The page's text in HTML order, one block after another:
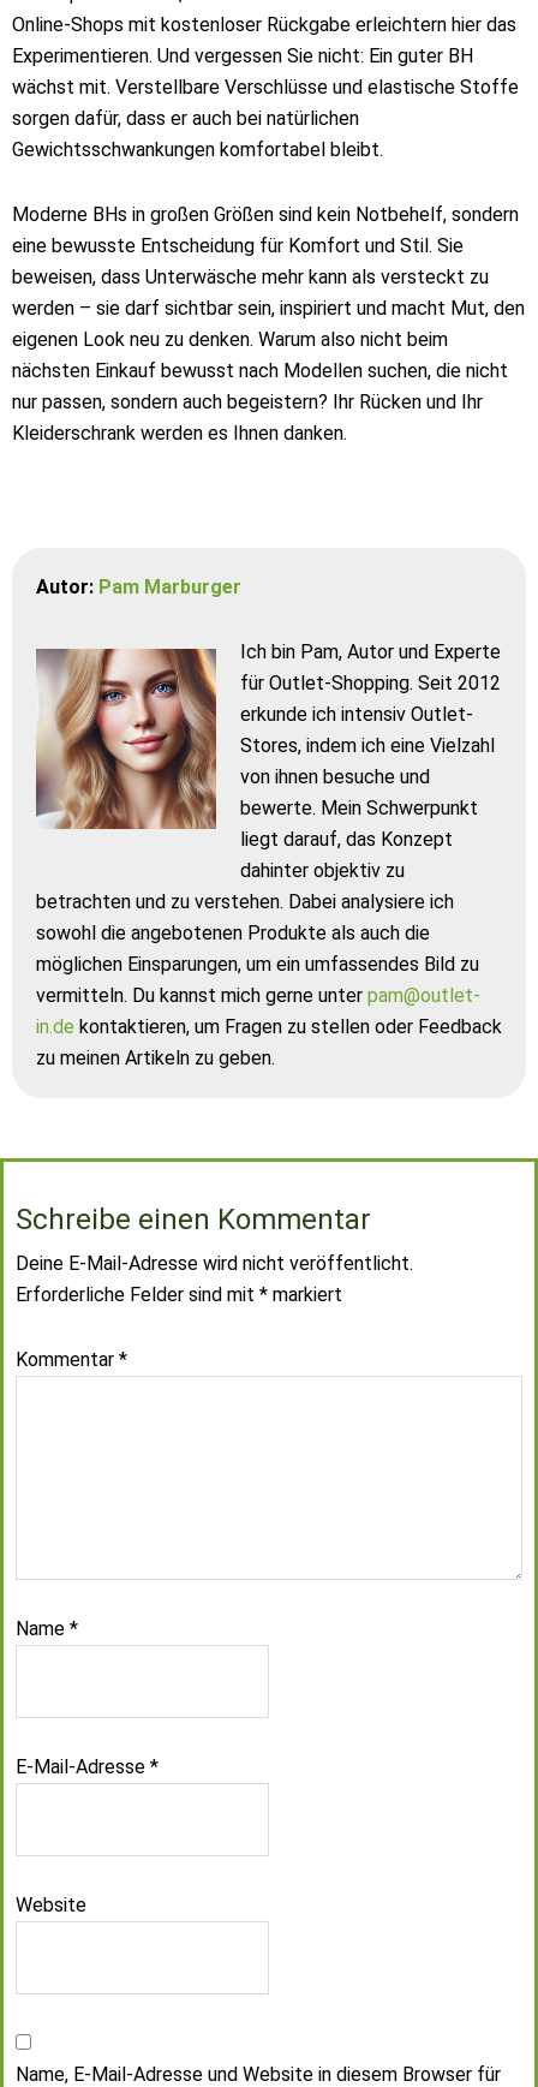
Online-Shops mit kostenloser Rückgabe erleichtern hier das
Experimentieren. Und vergessen Sie nicht: Ein guter BH
wächst mit. Verstellbare Verschlüsse und elastische Stoffe
sorgen dafür, dass er auch bei natürlichen
Gewichtsschwankungen komfortabel bleibt.
Moderne BHs in großen Größen sind kein Notbehelf, sondern
eine bewusste Entscheidung für Komfort und Stil. Sie
beweisen, dass Unterwäsche mehr kann als versteckt zu
werden – sie darf sichtbar sein, inspiriert und macht Mut, den
eigenen Look neu zu denken. Warum also nicht beim
nächsten Einkauf bewusst nach Modellen suchen, die nicht
nur passen, sondern auch begeistern? Ihr Rücken und Ihr
Kleiderschrank werden es Ihnen danken.
Autor: Pam Marburger
Ich bin Pam, Autor und Experte
für Outlet-Shopping. Seit 2012
erkunde ich intensiv Outlet-
Stores, indem ich eine Vielzahl
von ihnen besuche und
bewerte. Mein Schwerpunkt
liegt darauf, das Konzept
dahinter objektiv zu
betrachten und zu verstehen. Dabei analysiere ich
sowohl die angebotenen Produkte als auch die
möglichen Einsparungen, um ein umfassendes Bild zu
vermitteln. Du kannst mich gerne unter pam@outlet-
in.de kontaktieren, um Fragen zu stellen oder Feedback
zu meinen Artikeln zu geben.
Schreibe einen Kommentar
Deine E-Mail-Adresse wird nicht veröffentlicht.
Erforderliche Felder sind mit * markiert
Kommentar *
Name *
E-Mail-Adresse *
Website
Name, E-Mail-Adresse und Website in diesem Browser für